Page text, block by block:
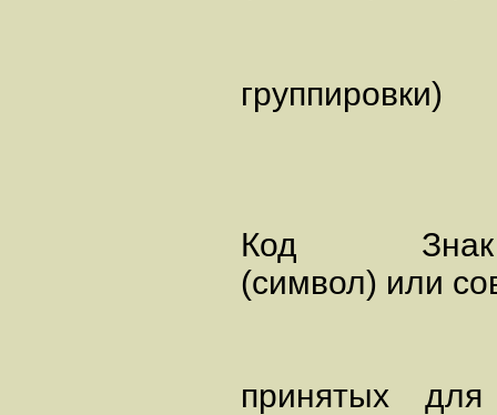
группировки)
Код Знак
(символ) или
принятых для